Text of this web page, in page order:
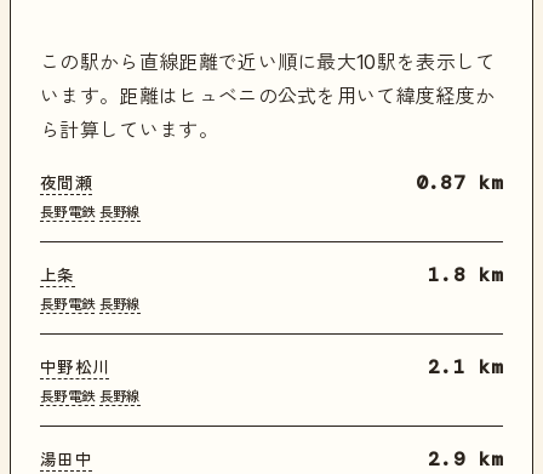
この駅から直線距離で近い順に最大10駅を表示して
います。距離はヒュベニの公式を用いて緯度経度か
ら計算しています。
夜間瀬
長野電鉄 長野線
0.87 km
上条
長野電鉄 長野線
1.8 km
中野松川
長野電鉄 長野線
2.1 km
湯田中 2.9 km